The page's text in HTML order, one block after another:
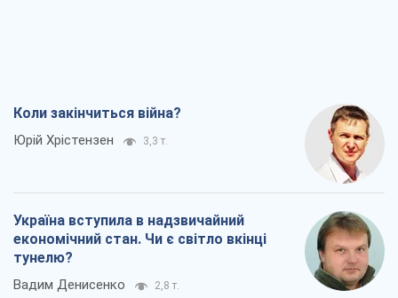
Коли закінчиться війна?
Юрій Хрістензен 3,3 т.
Україна вступила в надзвичайний
економічний стан. Чи є світло вкінці
тунелю?
Вадим Денисенко 2,8 т.